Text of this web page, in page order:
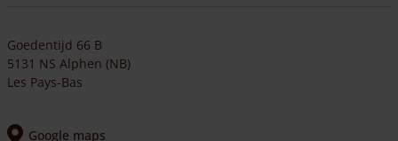
Goedentijd 66 B
5131 NS Alphen (NB)
Les Pays-Bas
Google maps